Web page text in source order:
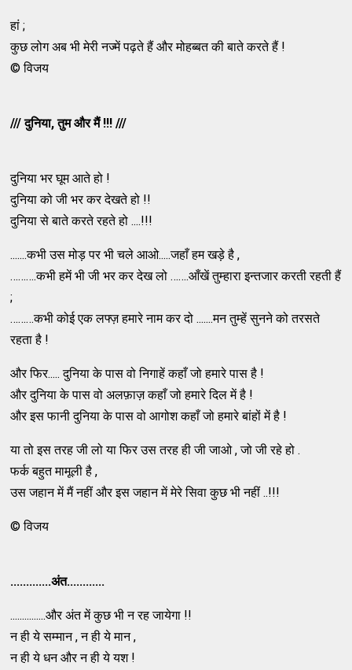
हां ;
कुछ लोग अब भी मेरी नज्में पढ़ते हैं और मोहब्बत की बाते करते हैं !
© विजय
/// दुनिया, तुम और मैं !!! ///
दुनिया भर घूम आते हो !
दुनिया को जी भर कर देखते हो !!
दुनिया से बाते करते रहते हो ....!!!
.......कभी उस मोड़ पर भी चले आओ.....जहाँ हम खड़े है ,
……….कभी हमें भी जी भर कर देख लो …….आँखें तुम्हारा इन्तजार करती रहती हैं
;
………कभी कोई एक लफ्ज़ हमारे नाम कर दो .......मन तुम्हें सुनने को तरसते
रहता है !
और फिर..... दुनिया के पास वो निगाहें कहाँ जो हमारे पास है !
और दुनिया के पास वो अलफ़ाज़ कहाँ जो हमारे दिल में है !
और इस फानी दुनिया के पास वो आगोश कहाँ जो हमारे बांहों में है !
या तो इस तरह जी लो या फिर उस तरह ही जी जाओ , जो जी रहे हो .
फर्क बहुत मामूली है ,
उस जहान में मैं नहीं और इस जहान में मेरे सिवा कुछ भी नहीं ..!!!
© विजय
.............अंत............
...............और अंत में कुछ भी न रह जायेगा !!
न ही ये सम्मान , न ही ये मान ,
न ही ये धन और न ही ये यश !